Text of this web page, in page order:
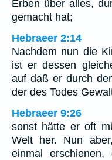
Erben über alles,
gemacht hat;
Hebraeer 2:14
Nachdem nun die
ist er dessen
auf daß er durch
der des Todes
Hebraeer 9:26
sonst hätte er oft
Welt her. Nun
einmal